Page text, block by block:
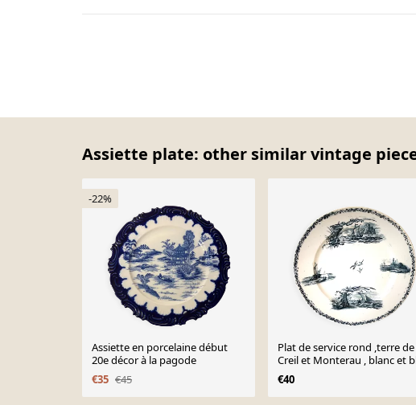
Assiette plate: other similar vintage
-22%
Assiette en porcelaine début
20e décor à la pagode
€35 €45
Plat de service rond ,terre de
Creil et Monterau , blanc et
marin
€40